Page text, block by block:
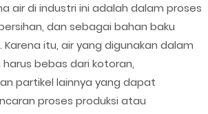
air di industri ini adalah dalam proses
dan sebagai bahan baku
Karena itu, air yang digunakan dalam
bebas dari kotoran,
partikel lainnya yang dapat
proses produksi atau